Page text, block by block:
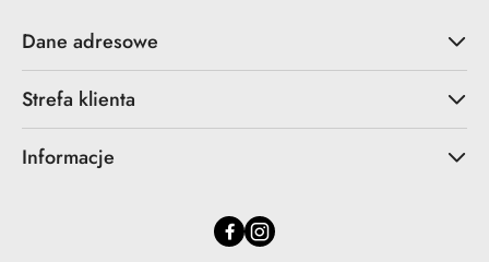
Dane adresowe
Strefa klienta
Informacje